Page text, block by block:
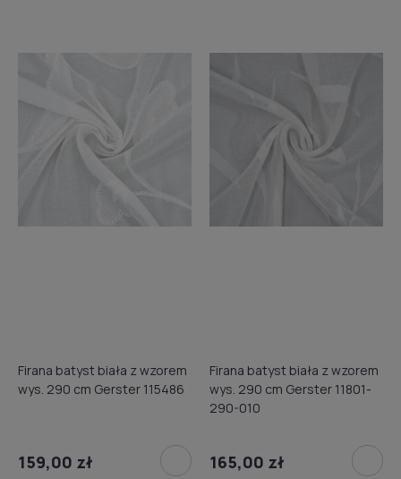
Firana batyst biała z wzorem
wys. 290 cm Gerster 115486
159,00 zł
Firana batyst biała z wzorem
wys. 290 cm Gerster 11801-
290-010
165,00 zł